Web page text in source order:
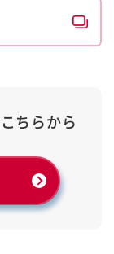
こちらから